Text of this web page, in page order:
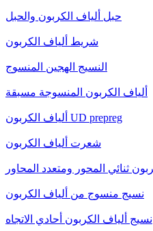
حبل ألياف الكربون والحبل
شريط ألياف الكربون
النسيج الهجين المنسوج
ألياف الكربون المنسوجة مسبقة
ألياف الكربون UD prepreg
شعرت ألياف الكربون
ثنائي المحور ومتعدد المحاور
نسيج منسوج من ألياف الكربون
نسيج ألياف الكربون أحادي الاتجاه